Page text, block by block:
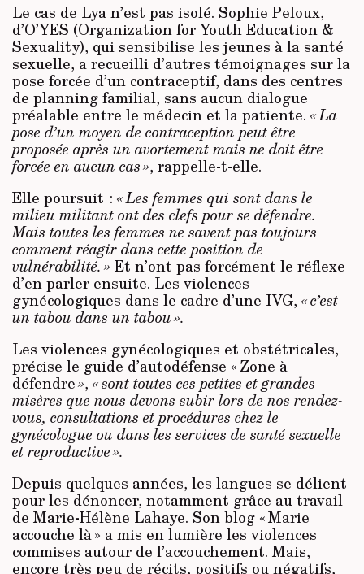
Le cas de Lya n’est pas isolé. Sophie Peloux,
d’O’YES (Organization for Youth Education &
Sexuality), qui sensibilise les jeunes à la santé
sexuelle, a recueilli d’autres témoignages sur la
pose forcée d’un contraceptif, dans des centres
de planning familial, sans aucun dialogue
préalable entre le médecin et la patiente. « La
pose d’un moyen de contraception peut être
proposée après un avortement mais ne doit être
forcée en aucun cas », rappelle-t-elle.
Elle poursuit : « Les femmes qui sont dans le
milieu militant ont des clefs pour se défendre.
Mais toutes les femmes ne savent pas toujours
comment réagir dans cette position de
vulnérabilité. » Et n’ont pas forcément le réflexe
d’en parler ensuite. Les violences
gynécologiques dans le cadre d’une IVG, « c’est
un tabou dans un tabou ».
Les violences gynécologiques et obstétricales,
précise le guide d’autodéfense « Zone à
défendre», « sont toutes ces petites et grandes
misères que nous devons subir lors de nos rendez-
vous, consultations et procédures chez le
gynécologue ou dans les services de santé sexuelle
et reproductive ».
Depuis quelques années, les langues se délient
pour les dénoncer, notamment grâce au travail
de Marie-Hélène Lahaye. Son blog « Marie
accouche là » a mis en lumière les violences
commises autour de l’accouchement. Mais,
encore très peu de récits, positifs ou négatifs,